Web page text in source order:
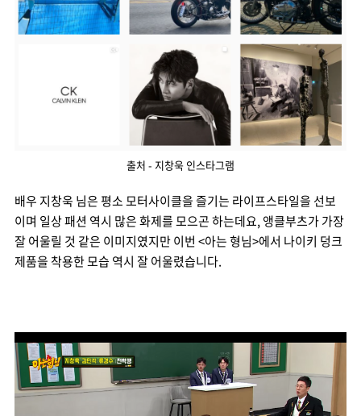
출처 - 지창욱 인스타그램
배우 지창욱 님은 평소 모터사이클을 즐기는 라이프스타일을 선보
이며 일상 패션 역시 많은 화제를 모으곤 하는데요, 앵클부츠가 가장
잘 어울릴 것 같은 이미지였지만 이번 <아는 형님>에서 나이키 덩크
제품을 착용한 모습 역시 잘 어울렸습니다.